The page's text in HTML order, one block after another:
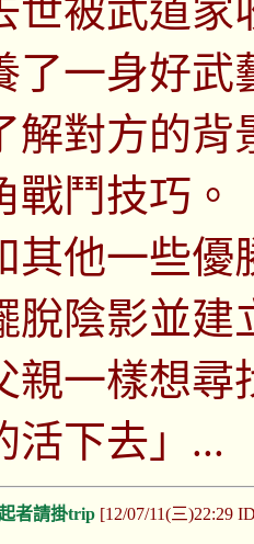
世被武道家
了一身好武
解對方的
戰鬥技巧。
其他一些
脫陰影並建
親一樣想
活下去」...
者請掛trip [12/07/11(三)22:29